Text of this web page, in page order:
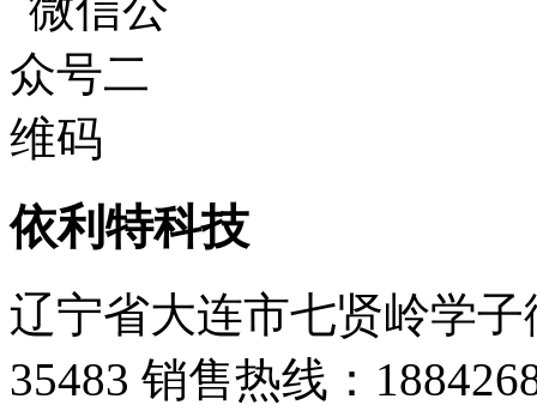
依利特科技
辽宁省大连市七贤岭学子
35483 销售热线：